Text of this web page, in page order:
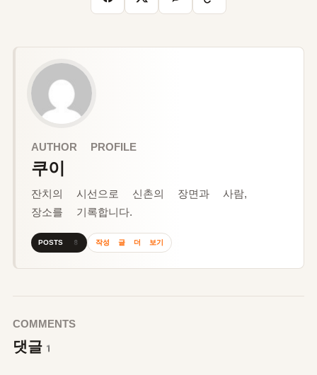
AUTHOR PROFILE
쿠이
잔치의 시선으로 신촌의 장면과 사람,
장소를 기록합니다.
POSTS 8 작성 글 더 보기
COMMENTS
댓글 1